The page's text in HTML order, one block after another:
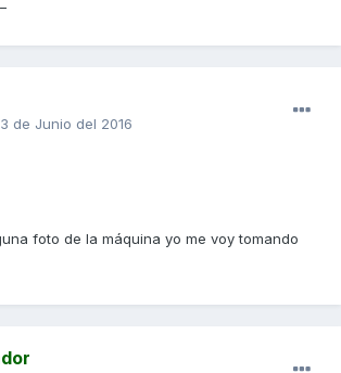
3 de Junio del 2016
foto de la máquina yo me voy tomando